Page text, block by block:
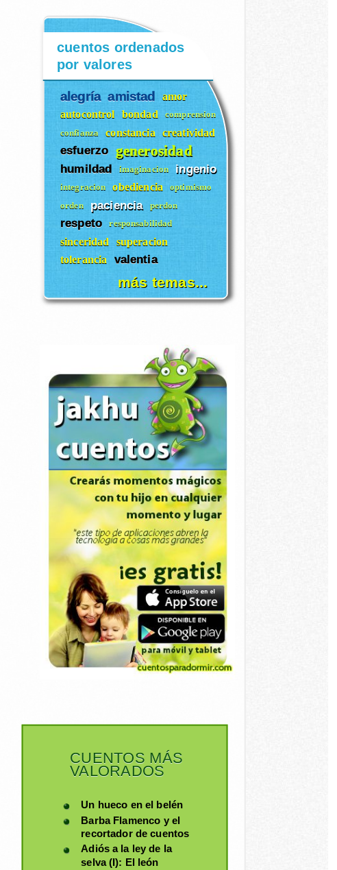
cuentos ordenados
por valores
alegría amistad amor
autocontrol bondad comprension
confianza constancia creatividad
esfuerzo generosidad
humildad imaginacion ingenio
integracion obediencia optimismo
orden paciencia perdon
respeto responsabilidad
sinceridad
superacion
tolerancia
valentia
más temas...
CUENTOS MÁS
VALORADOS
Un hueco en el belén
Barba Flamenco y el
recortador de cuentos
Adiós a la ley de la
selva (I): El león